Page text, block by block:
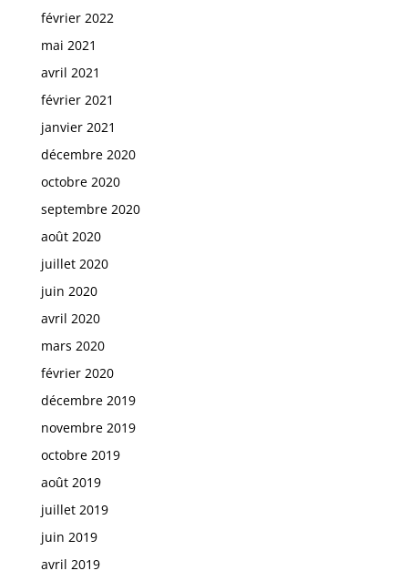
février 2022
mai 2021
avril 2021
février 2021
janvier 2021
décembre 2020
octobre 2020
septembre 2020
août 2020
juillet 2020
juin 2020
avril 2020
mars 2020
février 2020
décembre 2019
novembre 2019
octobre 2019
août 2019
juillet 2019
juin 2019
avril 2019